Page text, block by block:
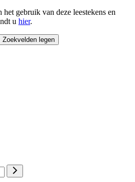
het gebruik van deze leestekens en
u hier.
Zoekvelden legen